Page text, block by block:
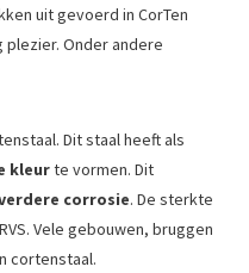
uit gevoerd in CorTen
Onder andere
Dit staal heeft als
kleurte vormen. Dit
corrosie. De sterkte
Vele gebouwen, bruggen
cortenstaal.